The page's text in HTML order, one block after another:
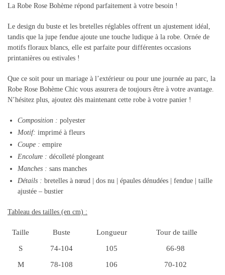
La Robe Rose Bohème répond parfaitement à votre besoin !
Le design du buste et les bretelles réglables offrent un ajustement idéal,
tandis que la jupe fendue ajoute une touche ludique à la robe. Ornée de
motifs floraux blancs, elle est parfaite pour différentes occasions
printanières ou estivales !
Que ce soit pour un mariage à l’extérieur ou pour une journée au parc, la
Robe Rose Bohème Chic vous assurera de toujours être à votre avantage.
N’hésitez plus, ajoutez dès maintenant cette robe à votre panier !
Composition : polyester
Motif: imprimé à fleurs
Coupe : empire
Encolure : décolleté plongeant
Manches : sans manches
Détails : bretelles à nœud | dos nu | épaules dénudées | fendue | taille
ajustée – bustier
Tableau des tailles (en cm) :
Taille Buste Longueur
Tour de taille
S
74-104 105
66-98
M
78-108 106
70-102